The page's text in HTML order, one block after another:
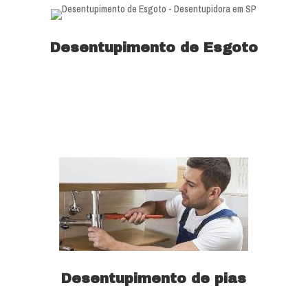
Desentupimento de Esgoto
Desentupimento de pias